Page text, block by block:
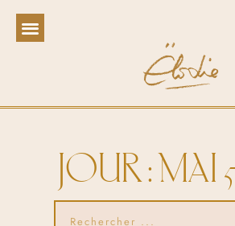
JOUR : MAI